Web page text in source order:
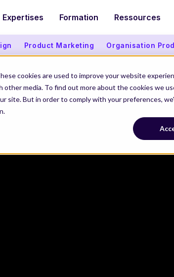
cookies are used to improve your website
media. To find out more about the cookies we
site. But in order to comply with your preferences,
Expertises Formation Ressources
Product Marketing Organisation